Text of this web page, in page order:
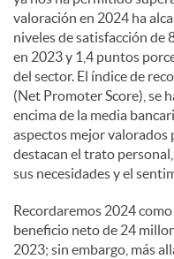
e
s
valoración en 2024 ha
niveles de satisfacción de
en 2023 y 1,4 puntos
del sector. El índice de
(Net Promoter Score), se
encima de la media
aspectos mejor valorados
destacan el trato
sus necesidades y el
Recordaremos 2024
beneficio neto de 24
2023; sin embargo, más